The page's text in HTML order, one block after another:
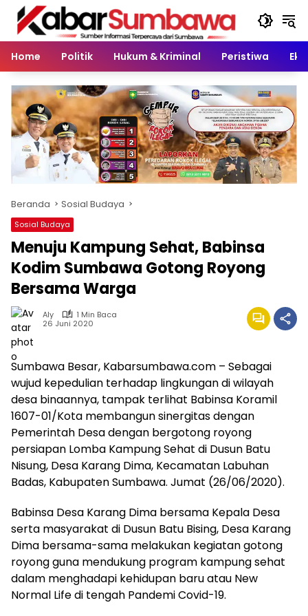
Langsung
konten
Home
Politik Hukum & Kriminal Peristiwa
Beranda Sosial Budaya
Sosial Budaya
Menuju Kampung Sehat, Babinsa
Kodim Sumbawa Gotong Royong
Bersama Warga
Aly
1 Min Baca
26 Juni 2020
Sumbawa Besar, Kabarsumbawa.com – Sebagai
wujud kepedulian terhadap lingkungan di wilayah
desa binaannya, tampak terlihat Babinsa Koramil
1607-01/Kota membangun sinergitas dengan
Pemerintah Desa dengan bergotong royong
persiapan Lomba Kampung Sehat di Dusun Batu
Nisung, Desa Karang Dima, Kecamatan Labuhan
Badas, Kabupaten Sumbawa. Jumat (26/06/2020).
Babinsa Desa Karang Dima bersama Kepala Desa
serta masyarakat di Dusun Batu Bising, Desa Karang
Dima bersama-sama melakukan kegiatan gotong
royong guna mendukung program kampung sehat
dalam menghadapi kehidupan baru atau New
Normal Life di tengah Pandemi Covid-19.